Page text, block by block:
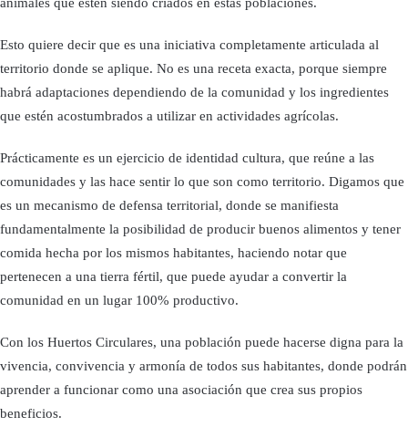
Esto quiere decir que es una iniciativa completamente articulada al
territorio donde se aplique. No es una receta exacta, porque siempre
habrá adaptaciones dependiendo de la comunidad y los ingredientes
que estén acostumbrados a utilizar en actividades agrícolas.
Prácticamente es un ejercicio de identidad cultura, que reúne a las
comunidades y las hace sentir lo que son como territorio. Digamos que
es un mecanismo de defensa territorial, donde se manifiesta
fundamentalmente la posibilidad de producir buenos alimentos y tener
comida hecha por los mismos habitantes, haciendo notar que
pertenecen a una tierra fértil, que puede ayudar a convertir la
comunidad en un lugar 100% productivo.
Con los Huertos Circulares, una población puede hacerse digna para la
vivencia, convivencia y armonía de todos sus habitantes, donde podrán
aprender a funcionar como una asociación que crea sus propios
beneficios.